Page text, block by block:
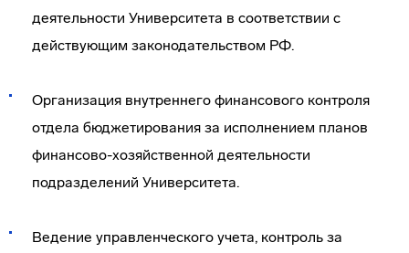
деятельности Университета в соответствии с
действующим законодательством РФ.
Организация внутреннего финансового контроля
отдела бюджетирования за исполнением планов
финансово-хозяйственной деятельности
подразделений Университета.
Ведение управленческого учета, контроль за